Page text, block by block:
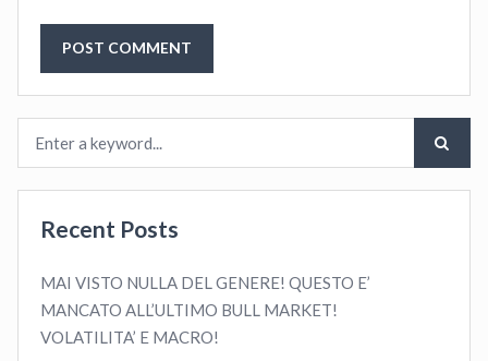
Recent Posts
MAI VISTO NULLA DEL GENERE! QUESTO E’
MANCATO ALL’ULTIMO BULL MARKET!
VOLATILITA’ E MACRO!